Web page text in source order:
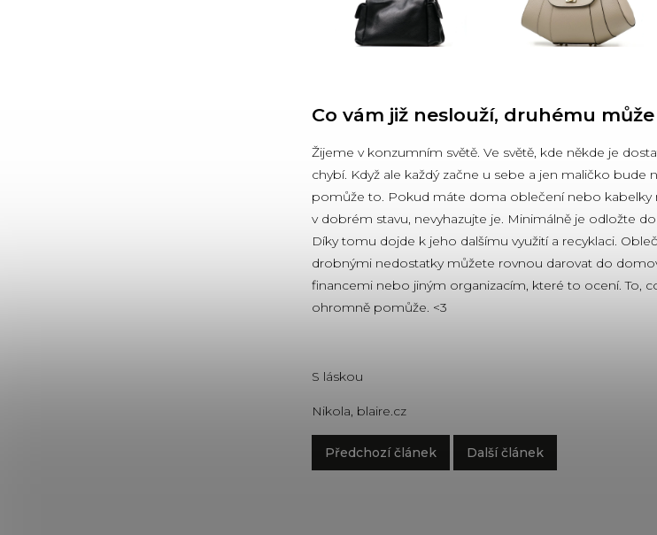
Co vám již neslouží, druhému
Žijeme v konzumním světě. Ve světě, kde někde je
chybí. Když ale každý začne u sebe a jen maličko
pomůže to. Pokud máte doma oblečení nebo kabelky
v dobrém stavu, nevyhazujte je. Minimálně je odložte
Díky tomu dojde k jeho dalšímu využití a recyklaci.
drobnými nedostatky můžete rovnou darovat do
financemi nebo jiným organizacím, které to ocení. To,
ohromně pomůže. <3
S láskou
Nikola, blaire.cz
Předchozí článek Další článek